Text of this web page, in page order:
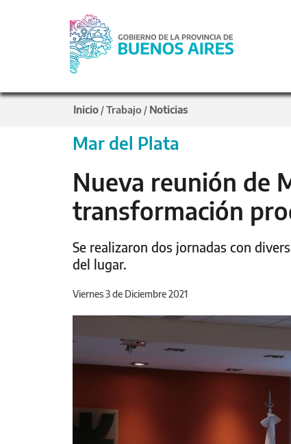
Inicio /Trabajo / Noticias
Mar del Plata
Nueva reunión de
transformación
Se realizaron dos jornadas con
del lugar.
Viernes 3 de Diciembre 2021